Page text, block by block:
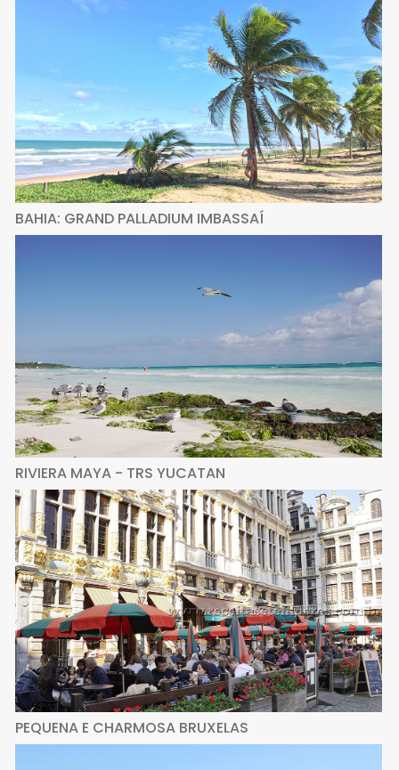
BAHIA: GRAND PALLADIUM IMBASSAÍ
RIVIERA MAYA - TRS YUCATAN
PEQUENA E CHARMOSA BRUXELAS